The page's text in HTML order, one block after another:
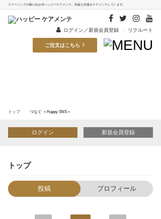
クリーニングの駆け込み寺ハッピーケアメンテ。高級な衣服をケアメンテしています。
ログイン ／新規会員登録 リクルート
ご注文はこちら
トップ つなぐ ＜Happy SNS＞
トップ
投稿 プロフィール